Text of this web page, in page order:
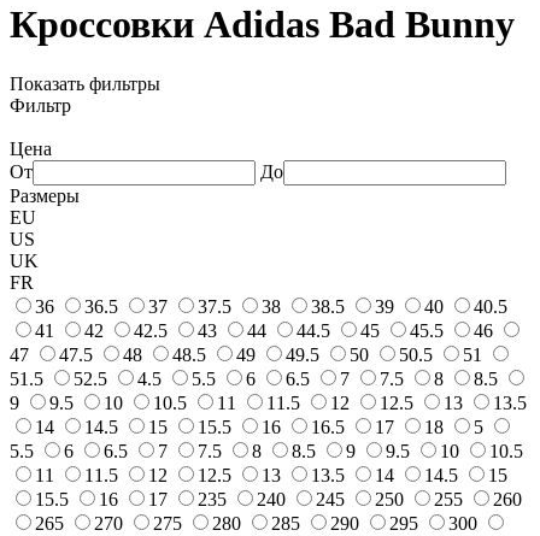
Кроссовки Adidas Bad Bunny
Показать фильтры
Фильтр
Цена
От
До
Размеры
EU
US
UK
FR
36
36.5 37 37.5 38 38.5 39 40
40.5
41
42 42.5 43 44 44.5 45 45.5
46
47
47.5 48 48.5 49 49.5 50 50.5
51
51.5
52.5 4.5 5.5 6 6.5 7 7.5 8
8.5
9
9.5 10 10.5 11 11.5 12 12.5 13
13.5
14
14.5 15 15.5 16 16.5 17 18
5
5.5
6 6.5 7 7.5 8 8.5 9 9.5 10
10.5
11
11.5 12 12.5 13 13.5 14 14.5
15
15.5
16 17 235 240 245 250 255
260
265
270 275 280 285 290 295
300